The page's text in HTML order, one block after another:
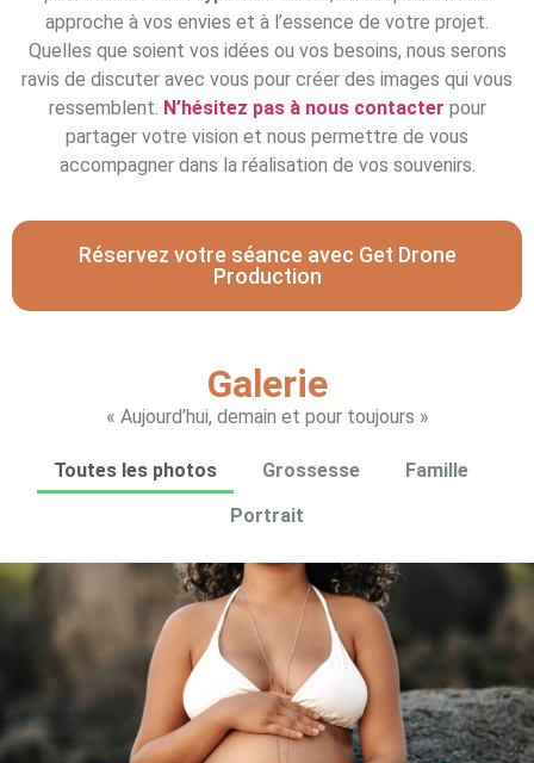
approche à vos envies et à l’essence de votre projet.
Quelles que soient vos idées ou vos besoins, nous serons
ravis de discuter avec vous pour créer des images qui vous
ressemblent. N’hésitez pas à nous contacter pour
partager votre vision et nous permettre de vous
accompagner dans la réalisation de vos souvenirs.
Réservez votre séance avec Get Drone
Production
Galerie
« Aujourd’hui, demain et pour toujours »
Toutes les photos Grossesse
Famille
Portrait